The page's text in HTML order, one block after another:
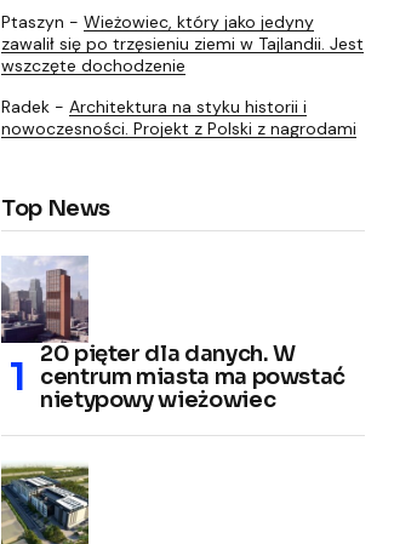
Ptaszyn - Wieżowiec, który jako jedyny
zawalił się po trzęsieniu ziemi w Tajlandii. Jest
wszczęte dochodzenie
Radek - Architektura na styku historii i
nowoczesności. Projekt z Polski z nagrodami
Top News
20 pięter dla danych. W
centrum miasta ma powstać
nietypowy wieżowiec